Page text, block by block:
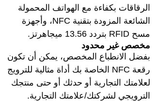
الرقاقات بكفاءة مع الهواتف المحمولة
الشائعة المزودة بتقنية NFC، وأجهزة
مسح RFID بتردد 13.56 ميجاهرتز.
مخصص غير محدود
بفضل الانطباع المخصص، يمكن أن تكون
رقعة NFC الخاصة بك أداة مثالية للترويج
لعلامتك التجارية أو حدثك أو حتى منتجك
الترويجي لشركتك/علامتك التجارية.